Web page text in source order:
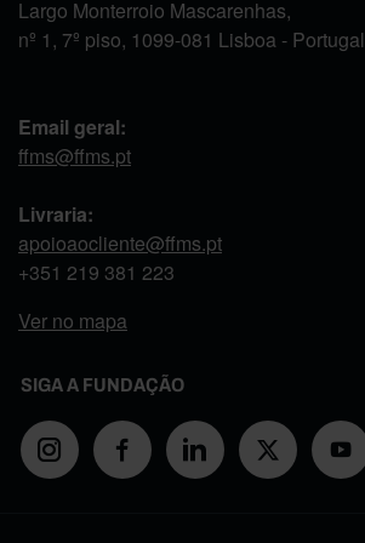
Largo Monterroio Mascarenhas,
nº 1, 7º piso, 1099-081 Lisboa - Portugal
Email geral:
ffms@ffms.pt
Livraria:
apoioaocliente@ffms.pt
+351 219 381 223
Ver no mapa
SIGA A FUNDAÇÃO